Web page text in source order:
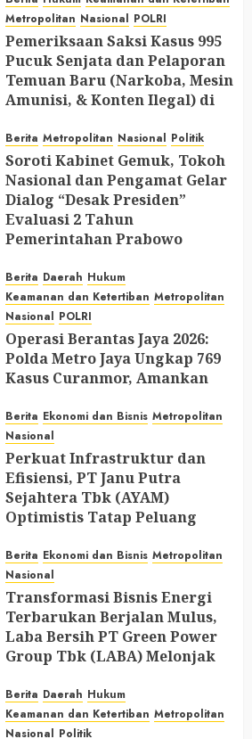
Metropolitan Nasional POLRI
Pemeriksaan Saksi Kasus 995
Pucuk Senjata dan Pelaporan
Temuan Baru (Narkoba, Mesin
Amunisi, & Konten Ilegal) di
AUGUST 6, 2026 0
Berita Metropolitan Nasional Politik
Soroti Kabinet Gemuk, Tokoh
Nasional dan Pengamat Gelar
Dialog “Desak Presiden”
Evaluasi 2 Tahun
Pemerintahan Prabowo
Berita Daerah Hukum
Keamanan dan Ketertiban Metropolitan
Nasional POLRI
Operasi Berantas Jaya 2026:
Polda Metro Jaya Ungkap 769
Kasus Curanmor, Amankan
Senjata Api
JULY 31, 2026
Berita Ekonomi dan Bisnis Metropolitan
Nasional
Perkuat Infrastruktur dan
Efisiensi, PT Janu Putra
Sejahtera Tbk (AYAM)
Optimistis Tatap Peluang
JULY 30, 2026 0
Berita Ekonomi dan Bisnis Metropolitan
Nasional
Transformasi Bisnis Energi
Terbarukan Berjalan Mulus,
Laba Bersih PT Green Power
Group Tbk (LABA) Melonjak
JULY 30, 2026 0
Berita Daerah Hukum
Keamanan dan Ketertiban Metropolitan
Nasional Politik